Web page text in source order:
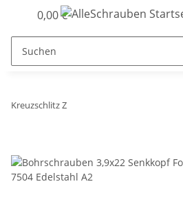
0,00 €
Kreuzschlitz Z